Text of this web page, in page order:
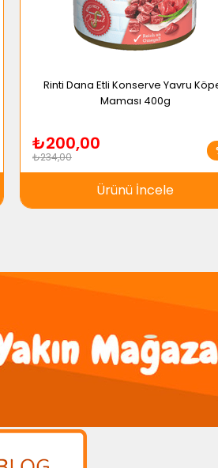
Rinti Dana Etli Konserve Yavru
Maması 400g
₺200,00
₺234,00
Ürünü İncele